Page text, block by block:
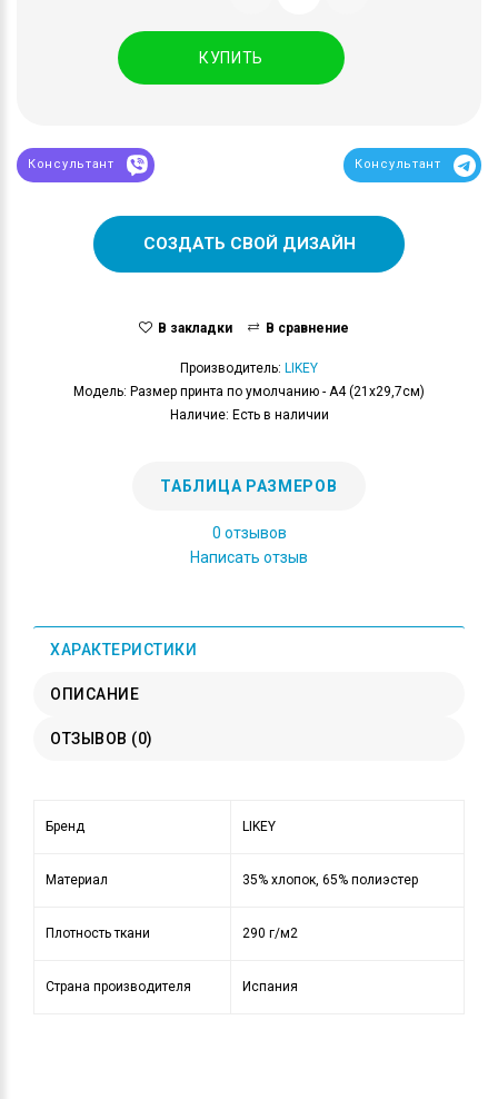
КУПИТЬ
Консультант Консультант
СОЗДАТЬ СВОЙ ДИЗАЙН
В закладки В сравнение
Производитель: LIKEY
Модель: Размер принта по умолчанию - А4 (21x29,7см)
Наличие: Есть в наличии
ТАБЛИЦА РАЗМЕРОВ
0 отзывов
Написать отзыв
ХАРАКТЕРИСТИКИ
ОПИСАНИЕ
ОТЗЫВОВ (0)
Бренд LIKEY
Материал 35% хлопок, 65% полиэстер
Плотность ткани 290 г/м2
Страна производителя Испания